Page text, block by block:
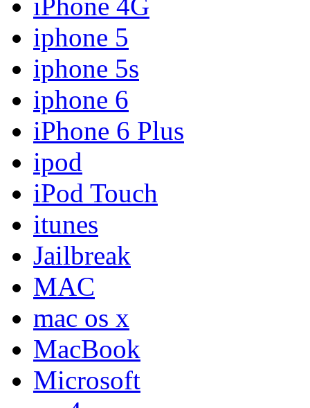
iphone 5
iphone 5s
iphone 6
iPhone 6 Plus
ipod
iPod Touch
itunes
Jailbreak
MAC
mac os x
MacBook
Microsoft